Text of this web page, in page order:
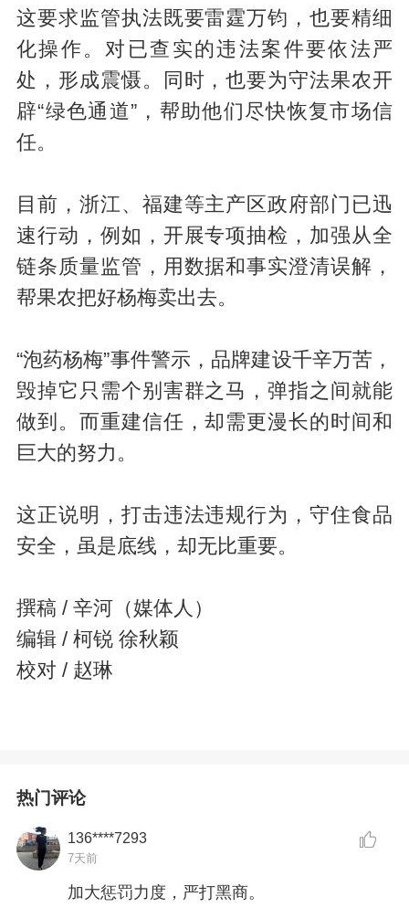
这要求监管执法既要雷霆万钧，也要精细
化操作。对已查实的违法案件要依法严
处，形成震慑。同时，也要为守法果农开
辟“绿色通道”，帮助他们尽快恢复市场信
任。
目前，浙江、福建等主产区政府部门已迅
速行动，例如，开展专项抽检，加强从全
链条质量监管，用数据和事实澄清误解，
帮果农把好杨梅卖出去。
“泡药杨梅”事件警示，品牌建设千辛万苦，
毁掉它只需个别害群之马，弹指之间就能
做到。而重建信任，却需更漫长的时间和
巨大的努力。
这正说明，打击违法违规行为，守住食品
安全，虽是底线，却无比重要。
撰稿 / 辛河（媒体人）
编辑 / 柯锐 徐秋颖
校对 / 赵琳
热门评论
136****7293
7天前
加大惩罚力度，严打黑商。